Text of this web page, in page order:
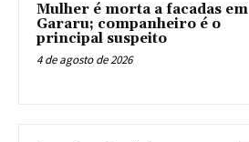
Mulher é morta a facadas em
Gararu; companheiro é o
principal suspeito
4 de agosto de 2026